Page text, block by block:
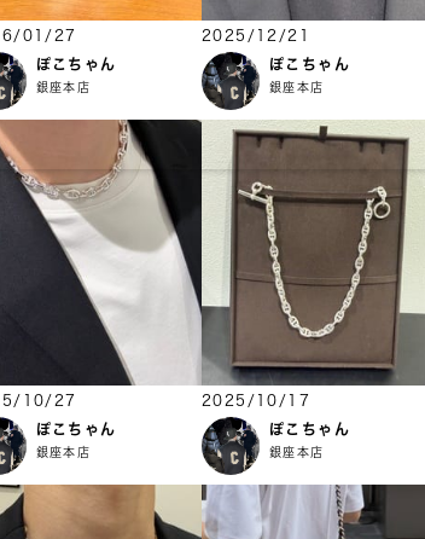
01/27
ぽこちゃん
銀座本店
2025/12/21
ぽこちゃん
銀座本店
10/27
ぽこちゃん
銀座本店
2025/10/17
ぽこちゃん
銀座本店